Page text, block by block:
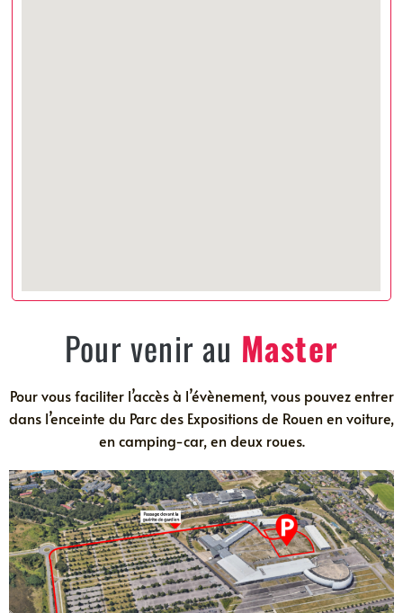
Pour venir au Master
Pour vous faciliter l’accès à l’évènement, vous pouvez entrer
dans l’enceinte du Parc des Expositions de Rouen en voiture,
en camping-car, en deux roues.